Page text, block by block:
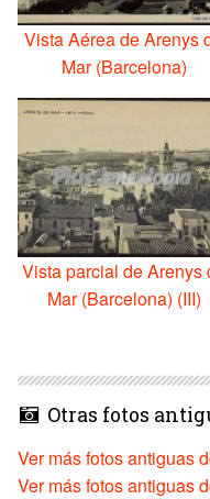
Vista Aérea de Arenys
Mar (Barcelona)
Vista parcial de Arenys
Mar (Barcelona) (III)
Otras fotos
Ver más fotos antiguas
Ver más fotos antiguas